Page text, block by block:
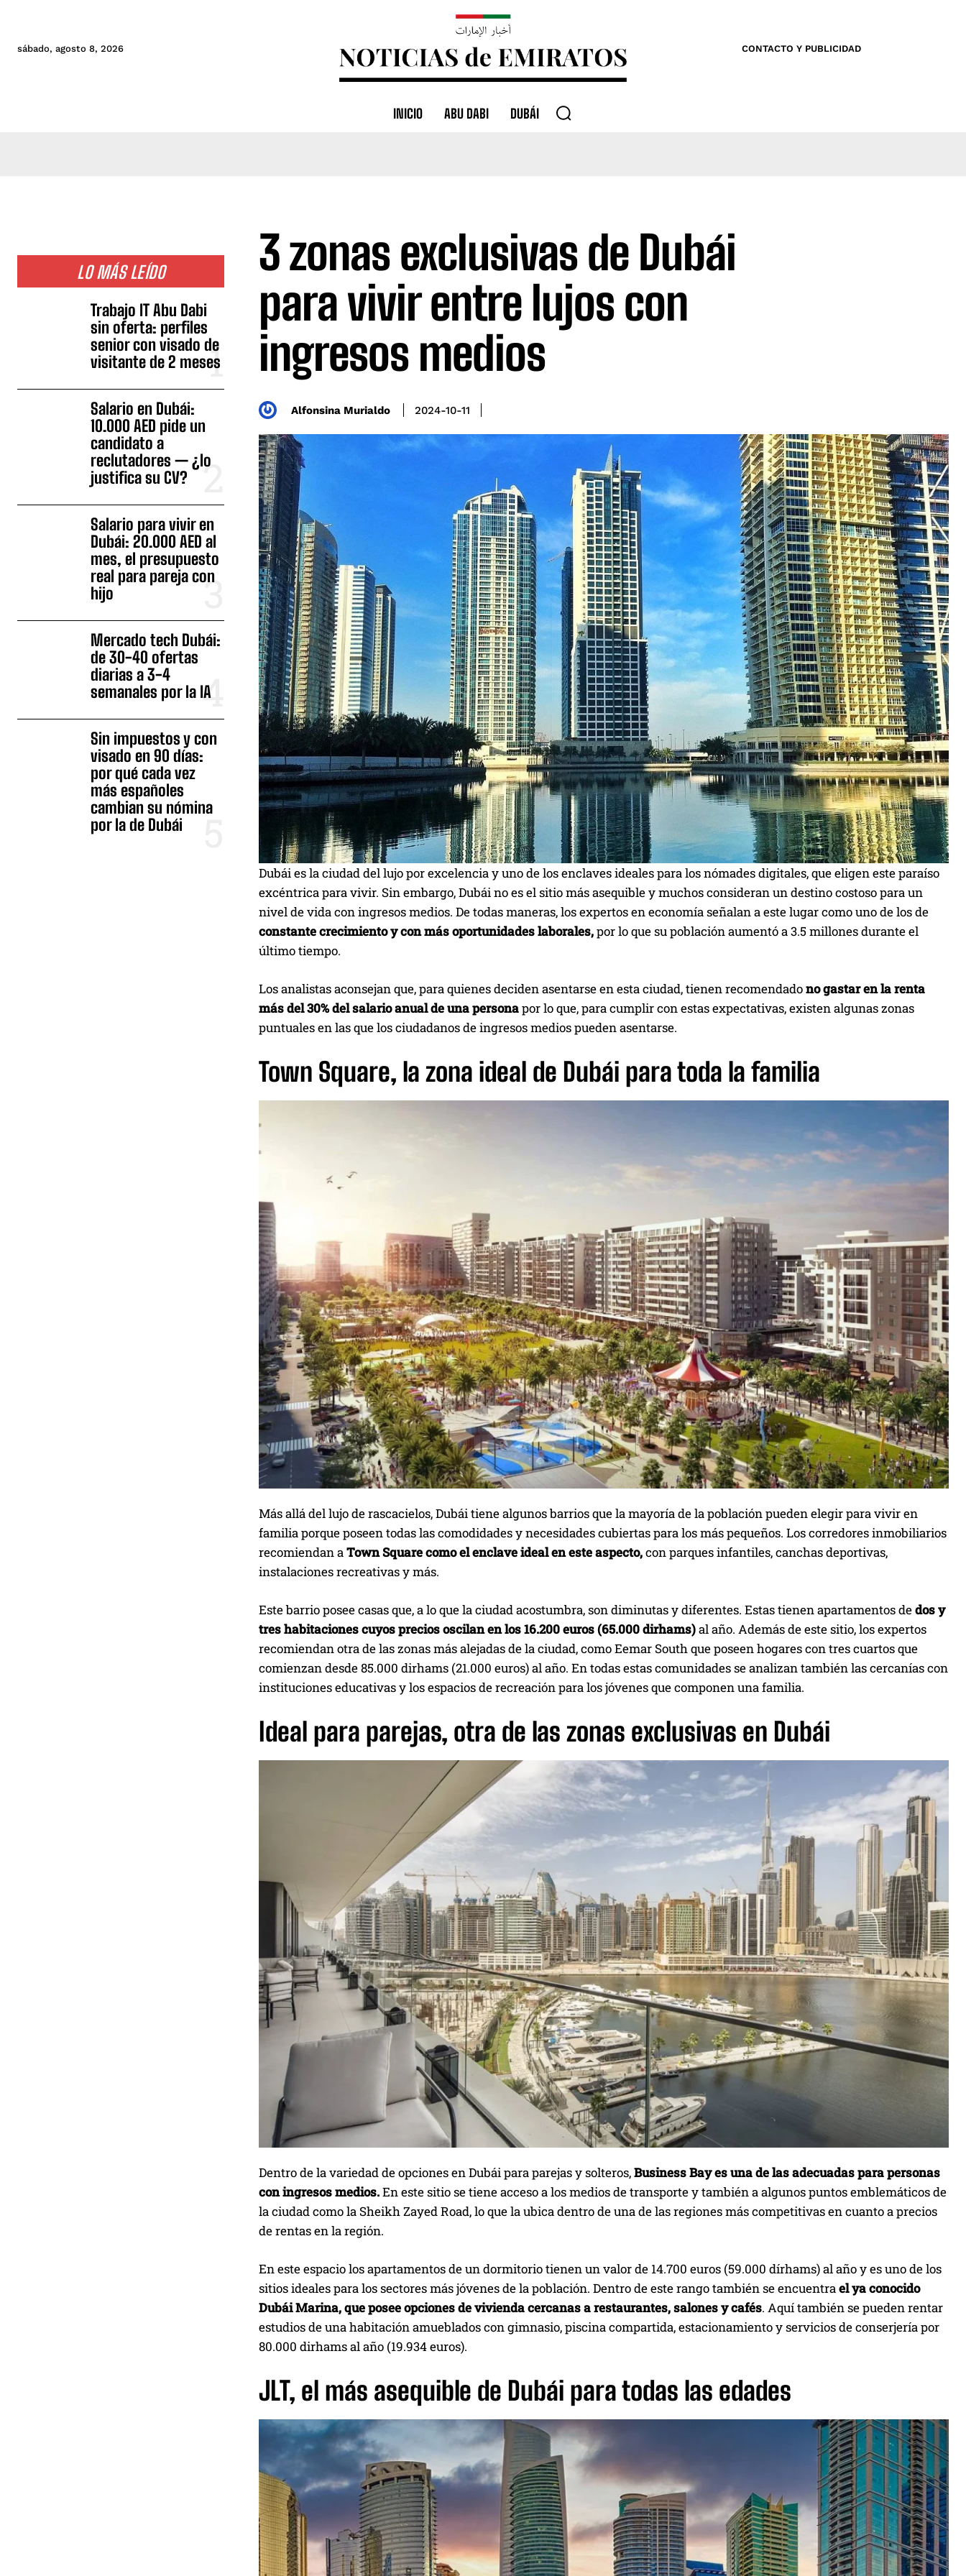
sábado, agosto 8, 2026 CONTACTO Y PUBLICIDAD
INICIO ABU DABI DUBÁI
LO MÁS LEÍDO
Trabajo IT Abu Dabi
sin oferta: perfiles
senior con visado de
visitante de 2 meses
Salario en Dubái:
10.000 AED pide un
candidato a
reclutadores — ¿lo
justifica su CV?
Salario para vivir en
Dubái: 20.000 AED al
mes, el presupuesto
real para pareja con
hijo
Mercado tech Dubái:
de 30-40 ofertas
diarias a 3-4
semanales por la IA
Sin impuestos y con
visado en 90 días:
por qué cada vez
más españoles
cambian su nómina
por la de Dubái
3 zonas exclusivas de Dubái
para vivir entre lujos con
ingresos medios
Alfonsina Murialdo 2024-10-11
Dubái es la ciudad del lujo por excelencia y uno de los enclaves ideales para los nómades digitales, que eligen este paraíso
excéntrica para vivir. Sin embargo, Dubái no es el sitio más asequible y muchos consideran un destino costoso para un
nivel de vida con ingresos medios. De todas maneras, los expertos en economía señalan a este lugar como uno de los de
constante crecimiento y con más oportunidades laborales,por lo que su población aumentó a 3.5 millones durante el
último tiempo.
Los analistas aconsejan que, para quienes deciden asentarse en esta ciudad, tienen recomendadono gastar en la renta
más del 30% del salario anual de una personapor lo que, para cumplir con estas expectativas, existen algunas zonas
puntuales en las que los ciudadanos de ingresos medios pueden asentarse.
Town Square, la zona ideal de Dubái para toda la familia
Más allá del lujo de rascacielos, Dubái tiene algunos barrios que la mayoría de la población pueden elegir para vivir en
familia porque poseen todas las comodidades y necesidades cubiertas para los más pequeños. Los corredores inmobiliarios
recomiendan aTown Square como el enclave ideal en este aspecto,con parques infantiles, canchas deportivas,
instalaciones recreativas y más.
Este barrio posee casas que, a lo que la ciudad acostumbra, son diminutas y diferentes. Estas tienen apartamentos dedos y
tres habitaciones cuyos precios oscilan en los 16.200 euros (65.000 dirhams)al año. Además de este sitio, los expertos
recomiendan otra de las zonas más alejadas de la ciudad, como Eemar South que poseen hogares con tres cuartos que
comienzan desde 85.000 dirhams (21.000 euros) al año. En todas estas comunidades se analizan también las cercanías con
instituciones educativas y los espacios de recreación para los jóvenes que componen una familia.
Ideal para parejas, otra de las zonas exclusivas en Dubái
Dentro de la variedad de opciones en Dubái para parejas y solteros,Business Bay es una de las adecuadas para personas
con ingresos medios.En este sitio se tiene acceso a los medios de transporte y también a algunos puntos emblemáticos de
la ciudad como la Sheikh Zayed Road, lo que la ubica dentro de una de las regiones más competitivas en cuanto a precios
de rentas en la región.
En este espacio los apartamentos de un dormitorio tienen un valor de 14.700 euros (59.000 dírhams) al año y es uno de los
sitios ideales para los sectores más jóvenes de la población. Dentro de este rango también se encuentrael ya conocido
Dubái Marina, que posee opciones de vivienda cercanas a restaurantes, salones y cafés. Aquí también se pueden rentar
estudios de una habitación amueblados con gimnasio, piscina compartida, estacionamiento y servicios de conserjería por
80.000 dirhams al año (19.934 euros).
JLT, el más asequible de Dubái para todas las edades